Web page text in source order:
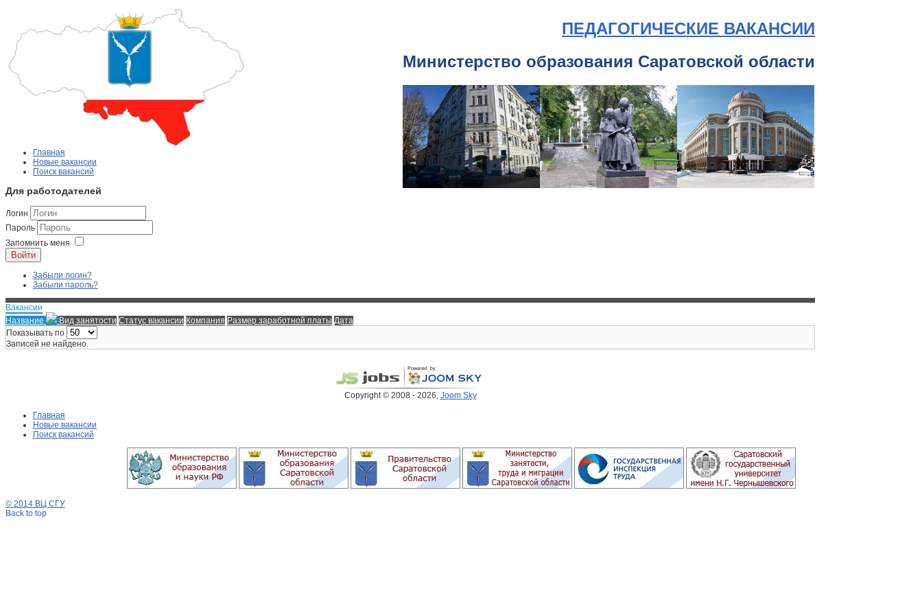
ПЕДАГОГИЧЕСКИЕ ВАКАНСИИ
Министерство образования Саратовской области
Главная
Новые вакансии
Поиск вакансий
Для работодателей
Логин
Пароль
Запомнить меня
Войти
Забыли логин?
Забыли пароль?
Вакансии
Название
Вид занятости Статус вакансии Компания Размер заработной платы Дата
Показывать по
Записей не найдено.
Copyright © 2008 - 2026, Joom Sky
Главная
Новые вакансии
Поиск вакансий
© 2014 ВЦ СГУ
Back to top